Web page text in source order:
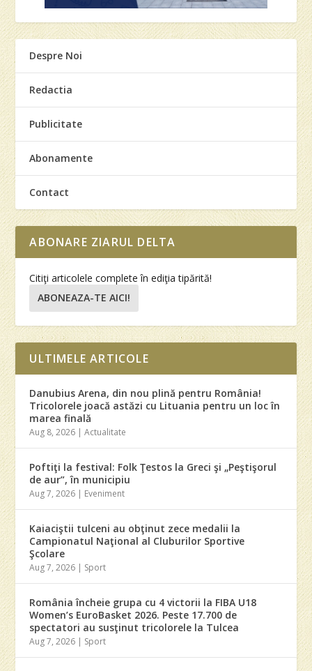
Despre Noi
Redactia
Publicitate
Abonamente
Contact
ABONARE ZIARUL DELTA
Citiţi articolele complete în ediţia tipărită!
ABONEAZA-TE AICI!
ULTIMELE ARTICOLE
Danubius Arena, din nou plină pentru România!
Tricolorele joacă astăzi cu Lituania pentru un loc în
marea finală
Aug 8, 2026 |Actualitate
Poftiţi la festival: Folk Ţestos la Greci şi „Peştişorul
de aur”, în municipiu
Aug 7, 2026 | Eveniment
Kaiaciştii tulceni au obţinut zece medalii la
Campionatul Naţional al Cluburilor Sportive
Şcolare
Aug 7, 2026 | Sport
România încheie grupa cu 4 victorii la FIBA U18
Women’s EuroBasket 2026. Peste 17.700 de
spectatori au susţinut tricolorele la Tulcea
Aug 7, 2026 | Sport